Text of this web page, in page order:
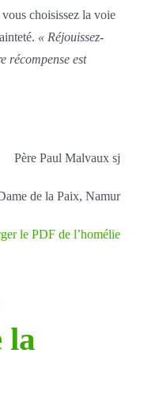
choisissez la voie
« Réjouissez-
récompense est
Père Paul Malvaux sj
de la Paix, Namur
le PDF de l’homélie
la